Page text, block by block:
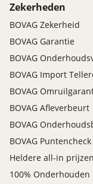
Zekerheden
BOVAG Zekerheid
BOVAG Garantie
BOVAG
BOVAG Import
BOVAG
BOVAG Afleverbeurt
BOVAG
BOVAG Puntencheck
Heldere all-in prijzen
100% Onderhouden